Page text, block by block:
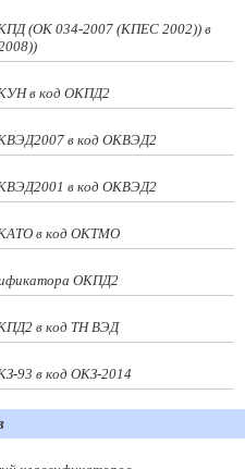
(ОК 034-2007 (КПЕС 2002)) в
в код ОКПД2
в код ОКВЭД2
в код ОКВЭД2
в код ОКТМО
ОКПД2
в код ТН ВЭД
93 в код ОКЗ-2014